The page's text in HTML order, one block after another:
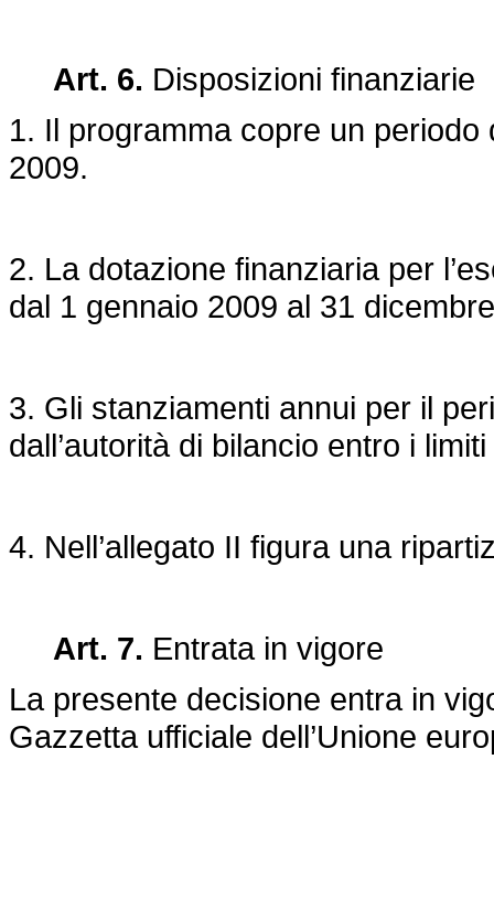
Art. 6. Disposizioni finanziarie
1. Il programma copre un
2009.
2. La dotazione finanziaria per
dal 1 gennaio 2009 al 31
3. Gli stanziamenti annui per il
dall’autorità di bilancio entro i
4. Nell’allegato II figura una
Art. 7. Entrata in vigore
La presente decisione entra in
Gazzetta ufficiale dell’Unione